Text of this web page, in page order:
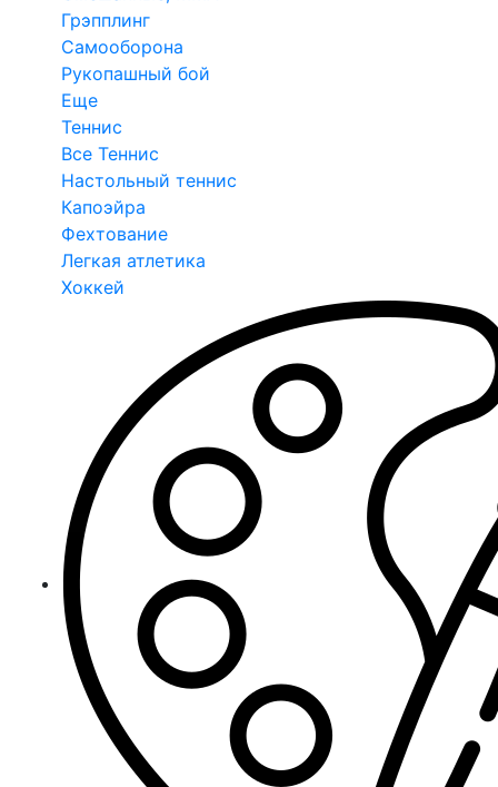
Грэпплинг
Самооборона
Рукопашный бой
Еще
Теннис
Все Теннис
Настольный теннис
Капоэйра
Фехтование
Легкая атлетика
Хоккей